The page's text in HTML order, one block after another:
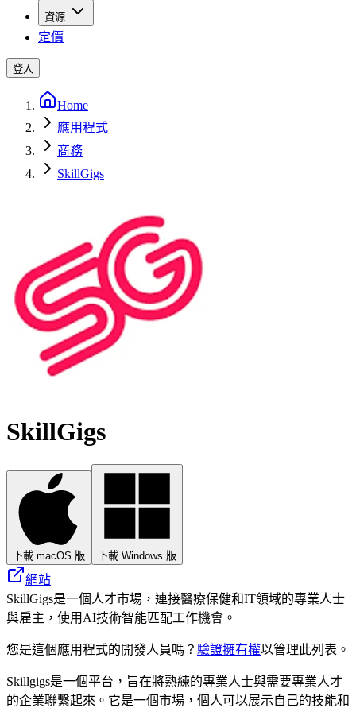
資源
定價
登入
Home
應用程式
商務
SkillGigs
SkillGigs
下載 macOS 版 下載 Windows 版
網站
SkillGigs是一個人才市場，連接醫療保健和IT領域的專業人士
與雇主，使用AI技術智能匹配工作機會。
您是這個應用程式的開發人員嗎？ 驗證擁有權以管理此列表。
Skillgigs是一個平台，旨在將熟練的專業人士與需要專業人才
的企業聯繫起來。它是一個市場，個人可以展示自己的技能和